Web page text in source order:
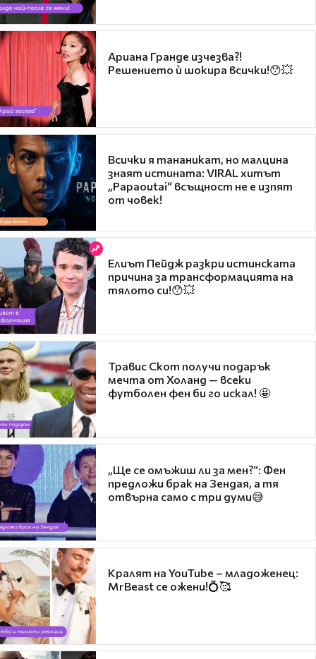
Ариана Гранде изчезва?!
Решението ѝ шокира всички!😯💥
Всички я тананикат, но малцина
знаят истината: VIRAL хитът
„Papaoutai“ всъщност не е изпят
от човек!
Елиът Пейдж разкри истинската
причина за трансформацията на
тялото си!😯💥
Травис Скот получи подарък
мечта от Холанд — всеки
футболен фен би го искал! 🤩
„Ще се омъжиш ли за мен?“: Фен
предложи брак на Зендая, а тя
отвърна само с три думи😅
Кралят на YouTube – младоженец:
MrBeast се ожени!💍🥰